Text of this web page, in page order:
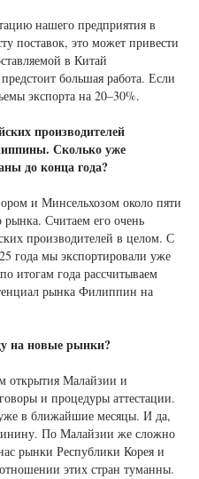
нашего предприятия в
поставок, это может привести
в Китай
большая работа. Если
экспорта на 20–30%.
производителей
Сколько уже
до конца года?
и Минсельхозом около пяти
рынка. Считаем его очень
производителей в целом. С
года мы экспортировали уже
итогам года рассчитываем
рынка Филиппин на
на новые рынки?
открытия Малайзии и
и процедуры аттестации.
в ближайшие месяцы. И да,
По Малайзии же сложно
рынки Республики Корея и
этих стран туманны.